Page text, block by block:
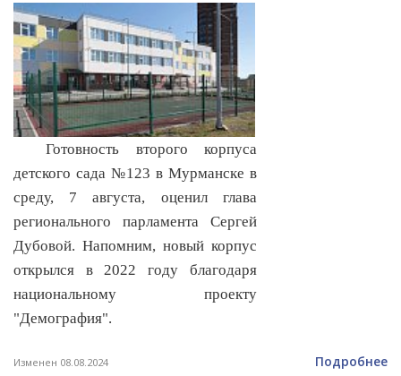
Готовность второго корпуса
детского сада №123 в Мурманске в
среду, 7 августа, оценил глава
регионального парламента Сергей
Дубовой. Напомним, новый корпус
открылся в 2022 году благодаря
национальному проекту
"Демография".
Изменен 08.08.2024 Подробнее